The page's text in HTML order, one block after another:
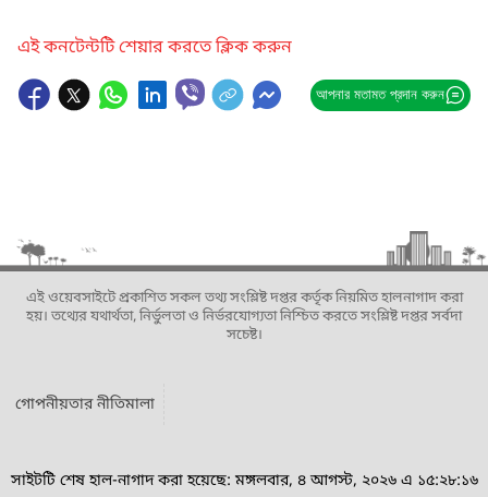
এই কনটেন্টটি শেয়ার করতে ক্লিক করুন
আপনার মতামত প্রদান করুন
এই ওয়েবসাইটে প্রকাশিত সকল তথ্য সংশ্লিষ্ট দপ্তর কর্তৃক নিয়মিত হালনাগাদ করা
হয়। তথ্যের যথার্থতা, নির্ভুলতা ও নির্ভরযোগ্যতা নিশ্চিত করতে সংশ্লিষ্ট দপ্তর সর্বদা
সচেষ্ট।
গোপনীয়তার নীতিমালা
সাইটটি শেষ হাল-নাগাদ করা হয়েছে: মঙ্গলবার, ৪ আগস্ট, ২০২৬ এ ১৫:২৮:১৬